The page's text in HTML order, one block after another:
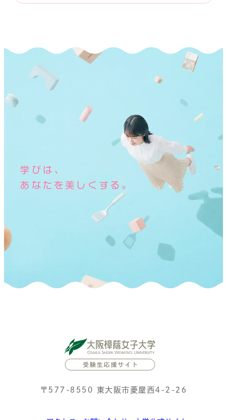
学びは、
あなたを美しくする。
〒577-8550 東大阪市菱屋西4-2-26